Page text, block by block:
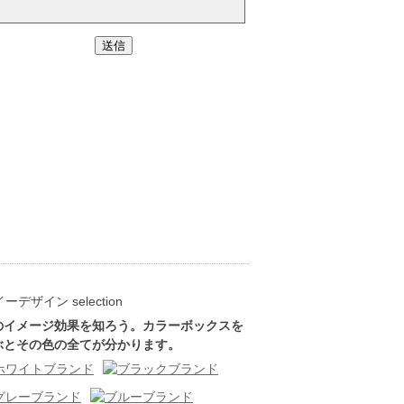
イメージ効果を知ろう。カラーボックスを
とその色の全てが分かります。